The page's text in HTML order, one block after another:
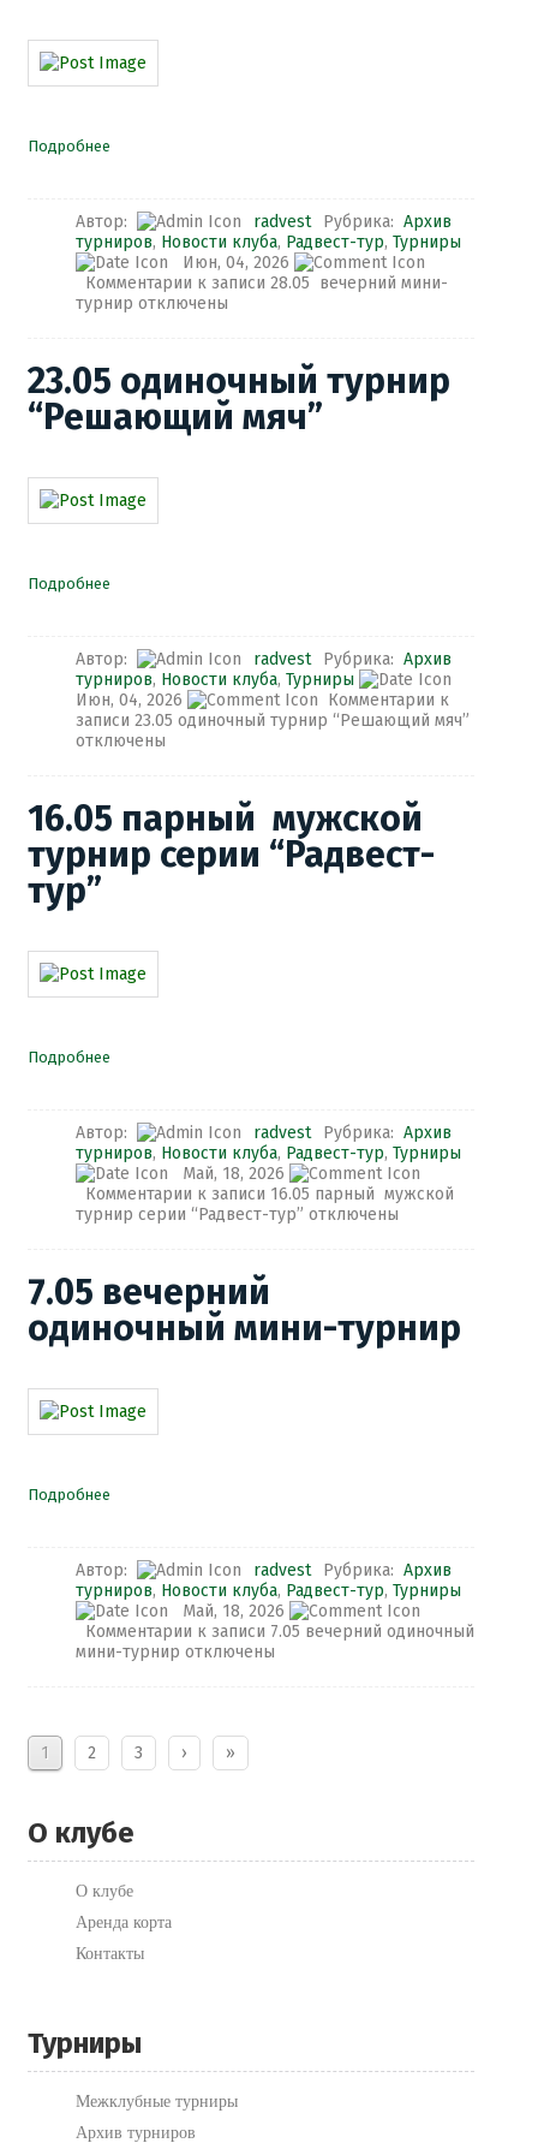
Подробнее
Автор: radvest Рубрика: Архив
турниров, Новости клуба, Радвест-тур, Турниры
Июн, 04, 2026
Комментарии к записи 28.05 вечерний мини-
турнир отключены
23.05 одиночный турнир
“Решающий мяч”
Подробнее
Автор: radvest Рубрика: Архив
турниров, Новости клуба, Турниры
Июн, 04, 2026
Комментарии к
записи 23.05 одиночный турнир “Решающий мяч”
отключены
16.05 парный мужской
турнир серии “Радвест-
тур”
Подробнее
Автор: radvest Рубрика: Архив
турниров, Новости клуба, Радвест-тур, Турниры
Май, 18, 2026
Комментарии к записи 16.05 парный мужской
турнир серии “Радвест-тур” отключены
7.05​ вечерний
одиночный мини-турнир
Подробнее
Автор: radvest Рубрика: Архив
турниров, Новости клуба, Радвест-тур, Турниры
Май, 18, 2026
Комментарии к записи 7.05​ вечерний одиночный
мини-турнир отключены
1 2 3 › »
О клубе
О клубе
Аренда корта
Контакты
Турниры
Межклубные турниры
Архив турниров